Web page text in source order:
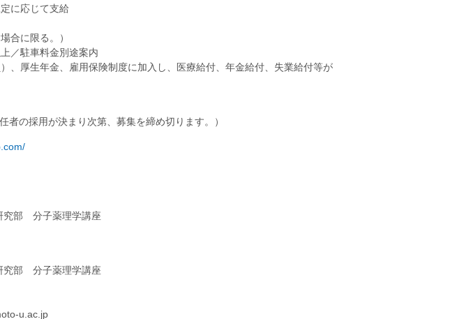
に応じて支給
合に限る。）
／駐車料金別途案内
、厚生年金、雇用保険制度に加入し、医療給付、年金給付、失業給付等が
者の採用が決まり次第、募集を締め切ります。）
究部 分子薬理学講座
究部 分子薬理学講座
u.ac.jp